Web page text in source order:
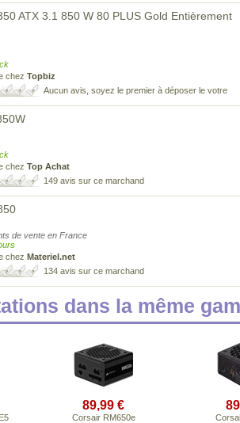
ATX 3.1 850 W 80 PLUS Gold Entièrement
chez Topbiz
Aucun avis, soyez le premier à déposer le votre
chez Top Achat
149 avis sur ce marchand
de vente en France
chez Materiel.net
134 avis sur ce marchand
dans la même
89,99 €
Corsair RM650e